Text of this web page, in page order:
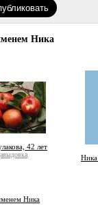
Ника
42 лет
Ника